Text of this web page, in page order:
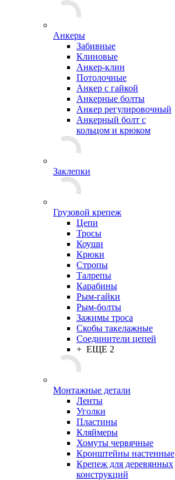
Анкеры
Забивные
Клиновые
Анкер-клин
Потолочные
Анкер с гайкой
Анкерные болты
Анкер регулировочный
Анкерный болт с
кольцом и крюком
Заклепки
Грузовой крепеж
Цепи
Тросы
Коуши
Крюки
Стропы
Талрепы
Карабины
Рым-гайки
Рым-болты
Зажимы троса
Скобы такелажные
Соединители цепей
+ ЕЩЕ 2
Монтажные детали
Ленты
Уголки
Пластины
Кляймеры
Хомуты червячные
Кронштейны настенные
Крепеж для деревянных
конструкций